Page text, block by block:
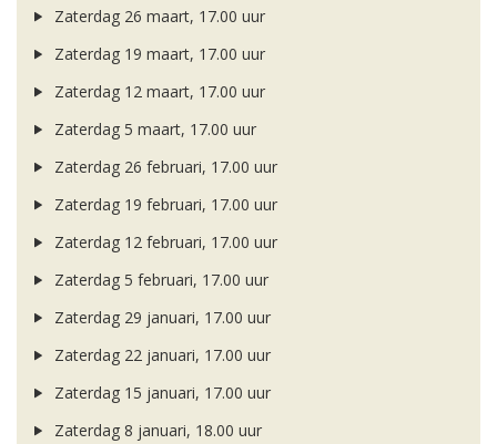
Zaterdag 26 maart, 17.00 uur
Zaterdag 19 maart, 17.00 uur
Zaterdag 12 maart, 17.00 uur
Zaterdag 5 maart, 17.00 uur
Zaterdag 26 februari, 17.00 uur
Zaterdag 19 februari, 17.00 uur
Zaterdag 12 februari, 17.00 uur
Zaterdag 5 februari, 17.00 uur
Zaterdag 29 januari, 17.00 uur
Zaterdag 22 januari, 17.00 uur
Zaterdag 15 januari, 17.00 uur
Zaterdag 8 januari, 18.00 uur